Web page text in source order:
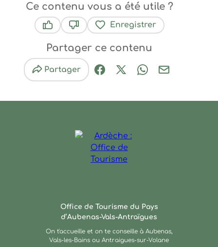
Ce contenu vous a été utile ?
Enregistrer
Partager ce contenu
Partager
Partager sur Facebook
Partager sur X / Twitter
Partager sur
Partager par
Office de Tourisme du Pays
d’Aubenas-Vals-Antraïgues
On t'accueille et on te conseille à Aubenas,
Vals-les-Bains ou Antraigues-sur-Volane